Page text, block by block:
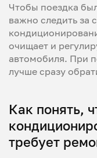
Чтобы поездка
важно следить за
очищает и
автомобиля. При
лучше сразу
Как понять,
требует